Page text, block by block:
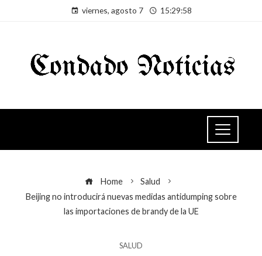
viernes, agosto 7 15:29:59
Home
Salud
Beijing no introducirá nuevas medidas antidumping sobre
las importaciones de brandy de la UE
SALUD